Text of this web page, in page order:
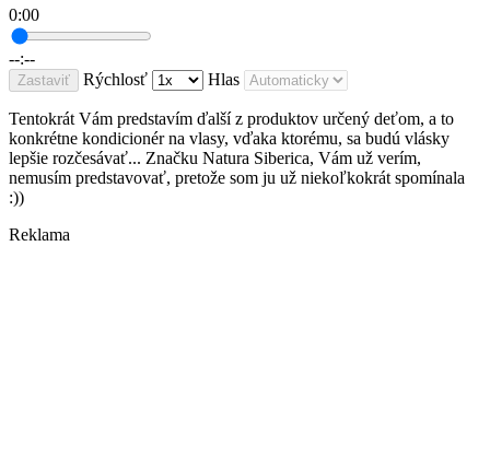
0:00
--:--
Zastaviť Rýchlosť Hlas
Tentokrát Vám predstavím ďalší z produktov určený deťom, a to
konkrétne kondicionér na vlasy, vďaka ktorému, sa budú vlásky
lepšie rozčesávať... Značku Natura Siberica, Vám už verím,
nemusím predstavovať, pretože som ju už niekoľkokrát spomínala
:))
Reklama